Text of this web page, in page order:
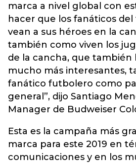
marca a nivel global con
hacer que los fanáticos
vean a sus héroes en la
también como viven los
de la cancha, que también
mucho más interesantes,
fanático futbolero como
general”, dijo Santiago
Manager de Budweiser
Esta es la campaña más
marca para este 2019 en
comunicaciones y en los